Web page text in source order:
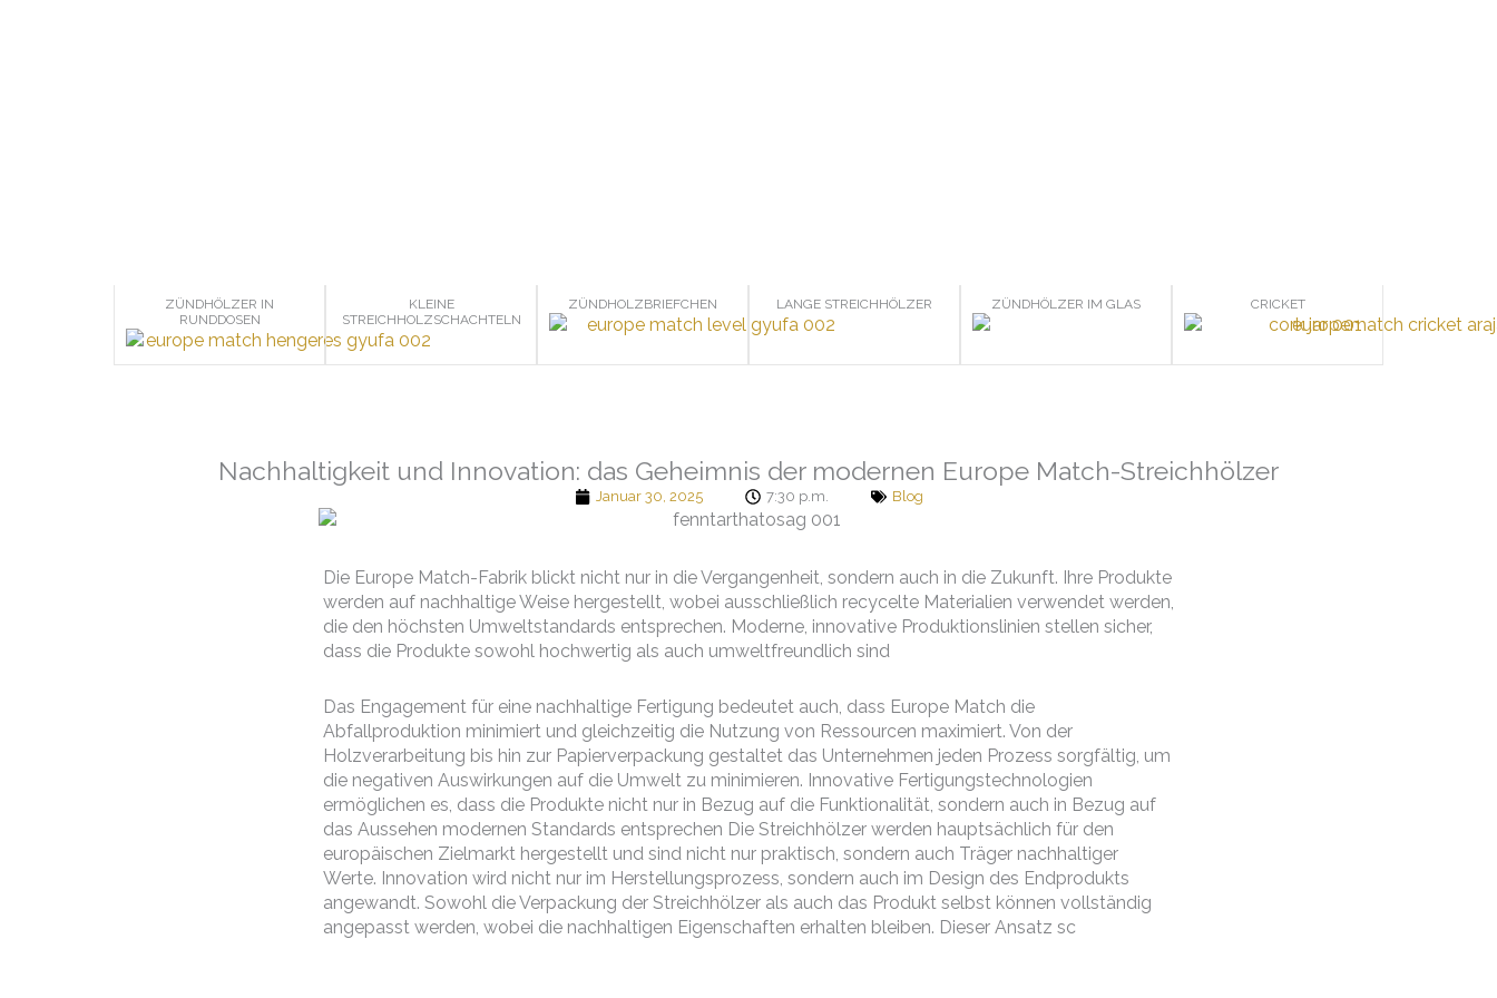
ZÜNDHÖLZER IN
RUNDDOSEN
KLEINE
STREICHHOLZSCHACHTELN
ZÜNDHOLZBRIEFCHEN LANGE STREICHHÖLZER ZÜNDHÖLZER IM GLAS CRICKET
Nachhaltigkeit und Innovation: das Geheimnis der modernen Europe Match-Streichhölzer
Januar 30, 2025 7:30 p.m. Blog
Die Europe Match-Fabrik blickt nicht nur in die Vergangenheit, sondern auch in die Zukunft. Ihre Produkte
werden auf nachhaltige Weise hergestellt, wobei ausschließlich recycelte Materialien verwendet werden,
die den höchsten Umweltstandards entsprechen. Moderne, innovative Produktionslinien stellen sicher,
dass die Produkte sowohl hochwertig als auch umweltfreundlich sind
Das Engagement für eine nachhaltige Fertigung bedeutet auch, dass Europe Match die
Abfallproduktion minimiert und gleichzeitig die Nutzung von Ressourcen maximiert. Von der
Holzverarbeitung bis hin zur Papierverpackung gestaltet das Unternehmen jeden Prozess sorgfältig, um
die negativen Auswirkungen auf die Umwelt zu minimieren. Innovative Fertigungstechnologien
ermöglichen es, dass die Produkte nicht nur in Bezug auf die Funktionalität, sondern auch in Bezug auf
das Aussehen modernen Standards entsprechen Die Streichhölzer werden hauptsächlich für den
europäischen Zielmarkt hergestellt und sind nicht nur praktisch, sondern auch Träger nachhaltiger
Werte. Innovation wird nicht nur im Herstellungsprozess, sondern auch im Design des Endprodukts
angewandt. Sowohl die Verpackung der Streichhölzer als auch das Produkt selbst können vollständig
angepasst werden, wobei die nachhaltigen Eigenschaften erhalten bleiben. Dieser Ansatz sc